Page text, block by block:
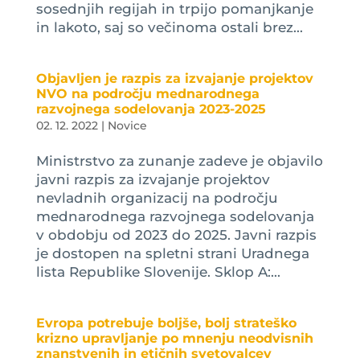
sosednjih regijah in trpijo pomanjkanje
in lakoto, saj so večinoma ostali brez...
Objavljen je razpis za izvajanje projektov
NVO na področju mednarodnega
razvojnega sodelovanja 2023-2025
02. 12. 2022| Novice
Ministrstvo za zunanje zadeve je objavilo
javni razpis za izvajanje projektov
nevladnih organizacij na področju
mednarodnega razvojnega sodelovanja
v obdobju od 2023 do 2025. Javni razpis
je dostopen na spletni strani Uradnega
lista Republike Slovenije. Sklop A:...
Evropa potrebuje boljše, bolj strateško
krizno upravljanje po mnenju neodvisnih
znanstvenih in etičnih svetovalcev